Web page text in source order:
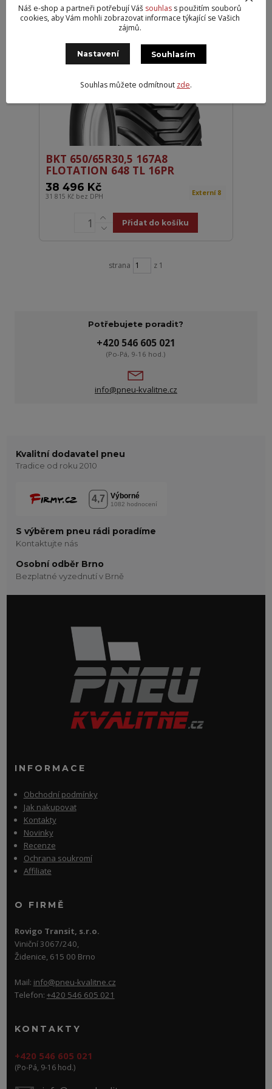
Přidat do košíku
DOPRAVA ZDARMA
BKT 650/65R30,5 167A8
FLOTATION 648 TL 16PR
38 496 Kč
31 815 Kč bez DPH Externí 8
Přidat do košíku
strana z 1
Potřebujete poradit?
+420 546 605 021
(Po-Pá, 9-16 hod.)
info@pneu-kvalitne.cz
Kvalitní dodavatel pneu
Tradice od roku 2010
S výběrem pneu rádi poradíme
Kontaktujte nás
Osobní odběr Brno
Bezplatné vyzednutí v Brně
INFORMACE
Obchodní podmínky
Jak nakupovat
Kontakty
Novinky
Recenze
Ochrana soukromí
Affiliate
O FIRMĚ
Rovigo Transit, s.r.o.
Viniční 3067/240,
Židenice, 615 00 Brno
Mail: info@pneu-kvalitne.cz
Telefon: +420 546 605 021
KONTAKTY
+420 546 605 021
(Po-Pá, 9-16 hod.)
Náš e-shop a partneři potřebují Váš souhlass použitím souborů
cookies, aby Vám mohli zobrazovat informace týkající se Vašich
zájmů.
Nastavení Souhlasím
Souhlas můžete odmítnout zde.